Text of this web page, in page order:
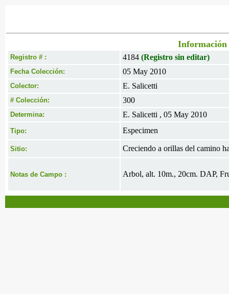
Información
Registro # : 4184 (Registro sin editar)
Fecha Colección: 05 May 2010
Colector: E. Salicetti
# Colección: 300
Determina: E. Salicetti , 05 May 2010
Tipo: Especimen
Sitio: Creciendo a orillas del camino
Notas de Campo : Arbol, alt. 10m., 20cm. DAP,